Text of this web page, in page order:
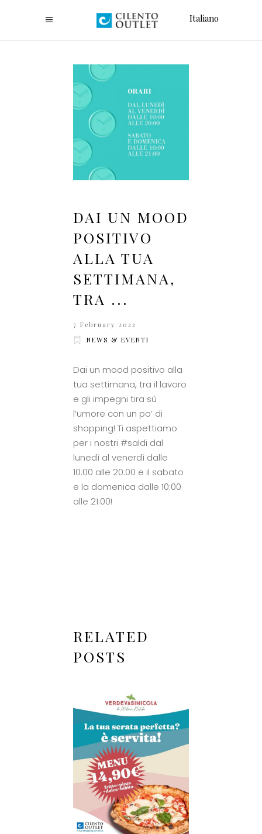
Italiano
DAI UN MOOD
POSITIVO
ALLA TUA
SETTIMANA,
TRA ...
7 February 2022
NEWS & EVENTI
Dai un mood positivo alla
tua settimana, tra il lavoro
e gli impegni tira sù
l’umore con un po’ di
shopping! Ti aspettiamo
per i nostri #saldi dal
lunedì al venerdì dalle
10:00 alle 20:00 e il sabato
e la domenica dalle 10:00
alle 21:00!
RELATED
POSTS